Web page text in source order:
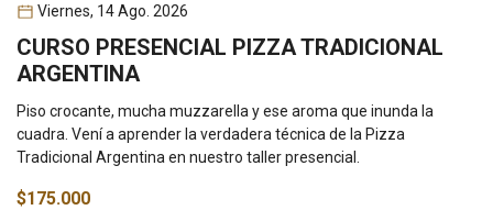
Viernes, 14 Ago. 2026
CURSO PRESENCIAL PIZZA TRADICIONAL
ARGENTINA
Piso crocante, mucha muzzarella y ese aroma que inunda la
cuadra. Vení a aprender la verdadera técnica de la Pizza
Tradicional Argentina en nuestro taller presencial.
$175.000